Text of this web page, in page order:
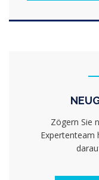
Zögern Sie
Expertenteam